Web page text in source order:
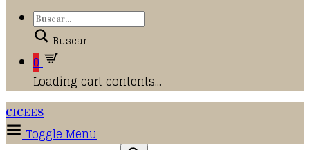
Buscar
0
Loading cart contents...
CICEES
Toggle Menu